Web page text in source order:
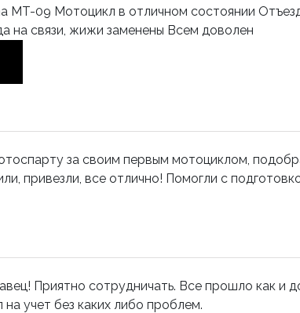
MT-09 Мотоцикл в отличном состоянии
на связи, жижи заменены Всем доволен
за своим первым мотоциклом,
привезли, все отлично! Помогли с
Приятно сотрудничать. Все прошло как и
учет без каких либо проблем.